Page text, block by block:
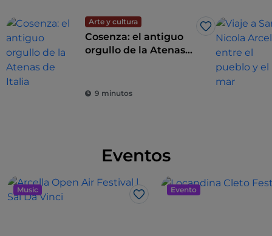
Arte y cultura
Me gusta
Cosenza: el antiguo
orgullo de la Atenas
9 minutos
Eventos
Music
Me gusta
Evento